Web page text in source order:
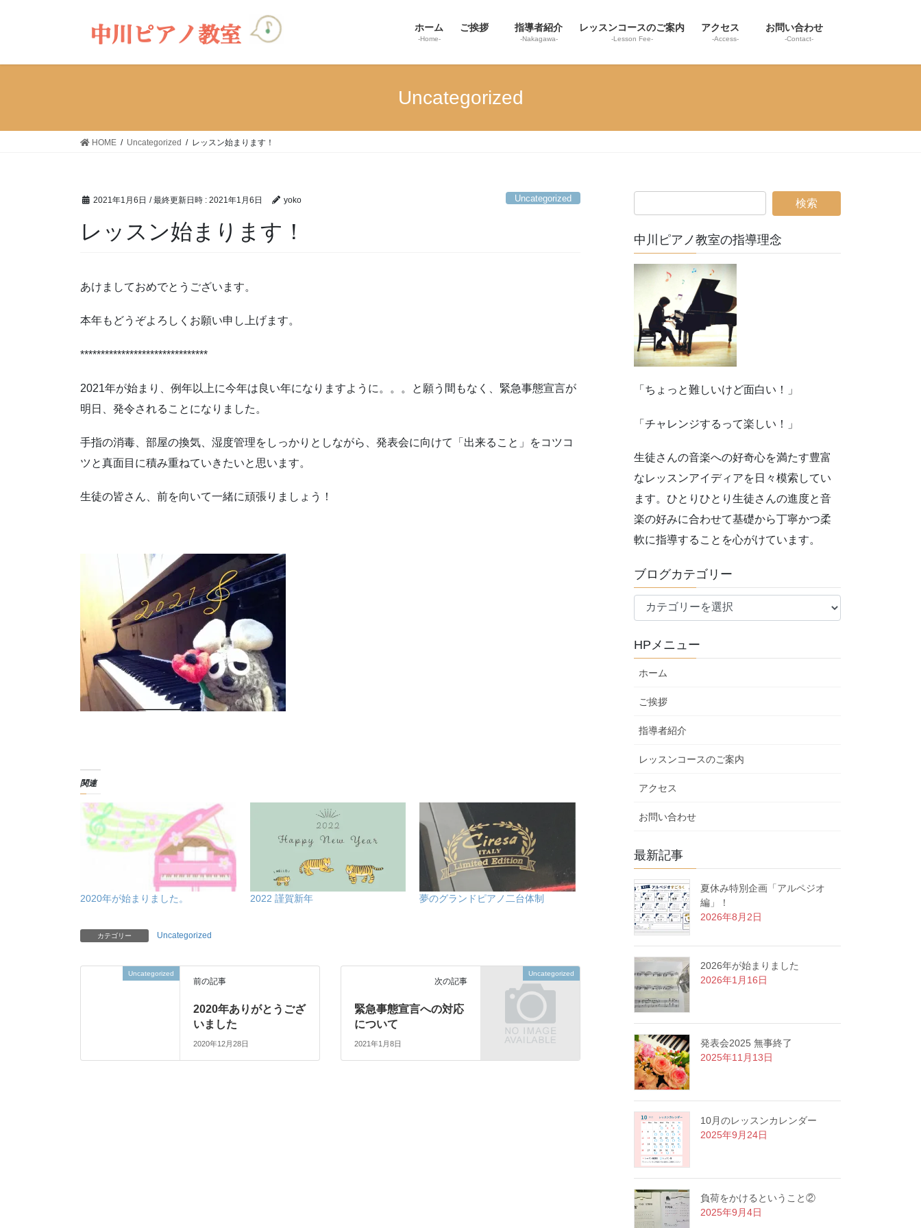
ホーム
-Home-
ご挨拶 指導者紹介
-Nakagawa-
レッスンコースのご案内
-Lesson Fee-
アクセス
-Access-
お問い合わせ
-Contact-
Uncategorized
HOME Uncategorized レッスン始まります！
2021年1月6日 / 最終更新日時 : 2021年1月6日 yoko Uncategorized
レッスン始まります！
あけましておめでとうございます。
本年もどうぞよろしくお願い申し上げます。
*******************************
2021年が始まり、例年以上に今年は良い年になりますように。。。と願う間もなく、緊急事態宣言が
明日、発令されることになりました。
手指の消毒、部屋の換気、湿度管理をしっかりとしながら、発表会に向けて「出来ること」をコツコ
ツと真面目に積み重ねていきたいと思います。
生徒の皆さん、前を向いて一緒に頑張りましょう！
関連
2020年が始まりました。 2022 謹賀新年 夢のグランドピアノ二台体制
カテゴリー Uncategorized
Uncategorized
前の記事
2020年ありがとうござ
いました
2020年12月28日
Uncategorized
次の記事
緊急事態宣言への対応
について
2021年1月8日
中川ピアノ教室の指導理念
「ちょっと難しいけど面白い！」
「チャレンジするって楽しい！」
生徒さんの音楽への好奇心を満たす豊富
なレッスンアイディアを日々模索してい
ます。ひとりひとり生徒さんの進度と音
楽の好みに合わせて基礎から丁寧かつ柔
軟に指導することを心がけています。
ブログカテゴリー
ロ
カ
テ
リ
HPメニュー
ホーム
ご挨拶
指導者紹介
レッスンコースのご案内
アクセス
お問い合わせ
最新記事
夏休み特別企画「アルペジオ
編」！
2026年8月2日
2026年が始まりました
2026年1月16日
発表会2025 無事終了
2025年11月13日
10月のレッスンカレンダー
2025年9月24日
負荷をかけるということ②
2025年9月4日